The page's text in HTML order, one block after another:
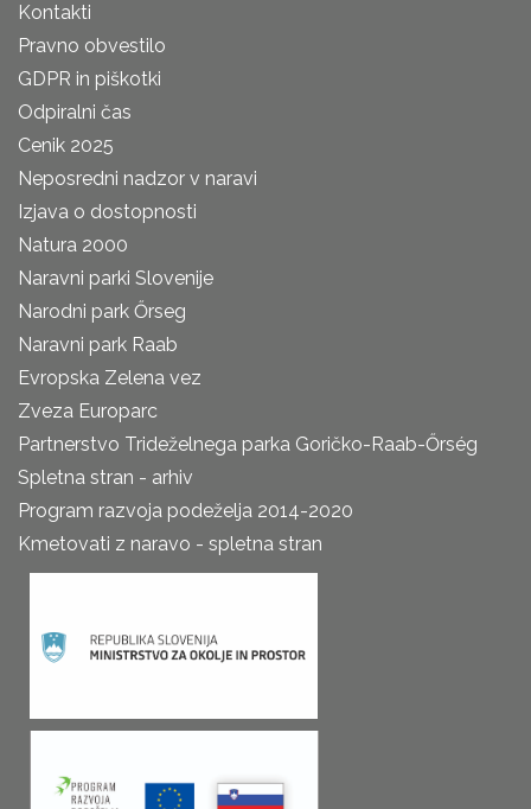
Kontakti
Pravno obvestilo
GDPR in piškotki
Odpiralni čas
Cenik 2025
Neposredni nadzor v naravi
Izjava o dostopnosti
Natura 2000
Naravni parki Slovenije
Narodni park Őrseg
Naravni park Raab
Evropska Zelena vez
Zveza Europarc
Partnerstvo Trideželnega parka Goričko-Raab-Őrség
Spletna stran - arhiv
Program razvoja podeželja 2014-2020
Kmetovati z naravo - spletna stran